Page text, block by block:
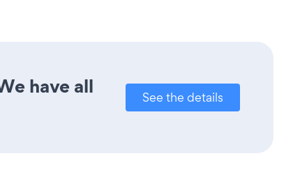
have all
See the details